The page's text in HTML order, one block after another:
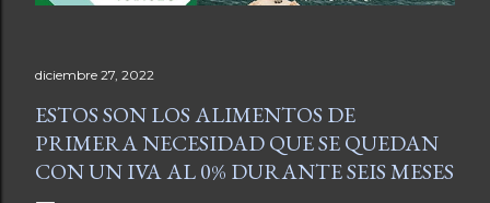
diciembre 27, 2022
ESTOS SON LOS ALIMENTOS DE
PRIMERA NECESIDAD QUE SE QUEDAN
CON UN IVA AL 0% DURANTE SEIS MESES